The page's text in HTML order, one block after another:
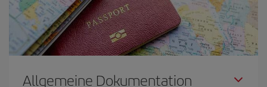
Allgemeine Dokumentation